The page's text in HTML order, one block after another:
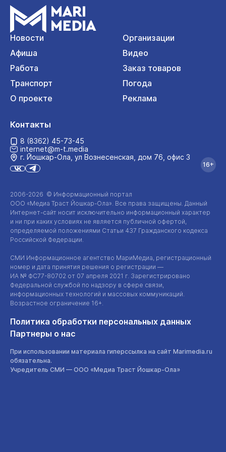
Новости
Организации
Афиша
Видео
Работа
Заказ товаров
Транспорт
Погода
О проекте
Реклама
2006-2026 © Информационный портал
ООО «Медиа Траст Йошкар-Ола». Все права защищены. Данный
Интернет-сайт носит исключительно информационный характер
и ни при каких условиях не является публичной офертой,
определяемой положениями Статьи 437 Гражданского кодекса
Российской Федерации.
СМИ Информационное агентство МариМедиа, регистрационный
номер и дата принятия решения о регистрации —
ИА № ФС77-80702 от 07 апреля 2021 г. Зарегистрировано
Федеральной службой по надзору в сфере связи,
информационных технологий и массовых коммуникаций.
Возрастное ограничение 16+.
Политика обработки персональных данных
Партнеры о нас
При использовании материала гиперссылка на сайт Marimedia.ru
обязательна.
Учредитель СМИ — ООО «Медиа Траст Йошкар-Ола»
Контакты
8 (8362) 45-73-45
internet@m-t.media
г. Йошкар‑Ола, ул Вознесенская, дом 76, офис 3
16+